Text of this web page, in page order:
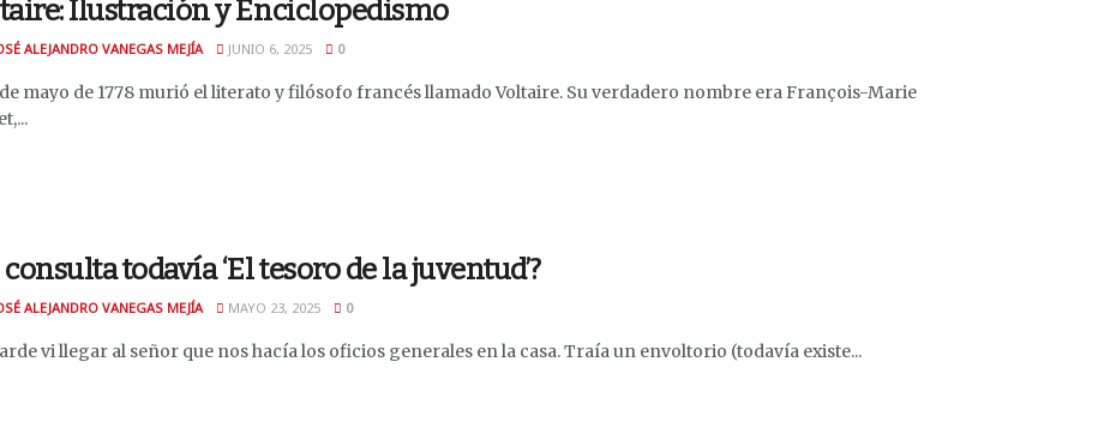
Ilustración y Enciclopedismo
ALEJANDRO VANEGAS MEJÍA JUNIO 6, 2025 0
de mayo de 1778 murió el literato y filósofo francés llamado Voltaire. Su verdadero nombre era François-Marie
consulta todavía ‘El tesoro de la juventud’?
ALEJANDRO VANEGAS MEJÍA MAYO 23, 2025 0
vi llegar al señor que nos hacía los oficios generales en la casa. Traía un envoltorio (todavía existe...